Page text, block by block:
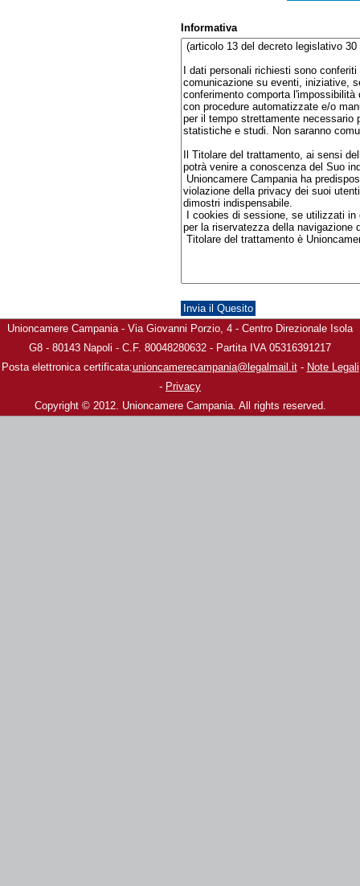
Informativa
Unioncamere Campania - Via Giovanni Porzio, 4 - Centro Direzionale Isola
G8 - 80143 Napoli - C.F. 80048280632 - Partita IVA 05316391217
Posta elettronica certificata:unioncamerecampania@legalmail.it- Note Legali
- Privacy
Copyright © 2012. Unioncamere Campania. All rights reserved.